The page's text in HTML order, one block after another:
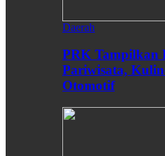
Daerah
PRK Tampilkan
Pariwisata,
Otomotif